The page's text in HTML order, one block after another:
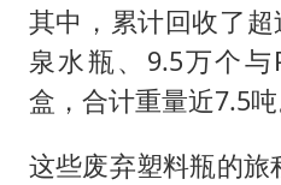
其中，累计回收了
泉水瓶、9.5万个
盒，合计重量近7.5吨
这些废弃塑料瓶的旅